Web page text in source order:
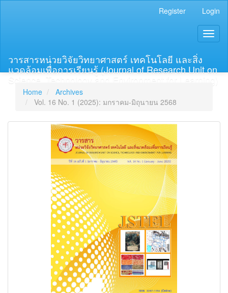
Register Login
วารสารหน่วยวิจัยวิทยาศาสตร์ เทคโนโลยี และสิ่ง
แวดล้อมเพื่อการเรียนรู้ (Journal of Research Unit on
Science, Technology and Environment for Learning)
Home
Archives
Vol. 16 No. 1 (2025): มกราคม-มิถุนายน 2568